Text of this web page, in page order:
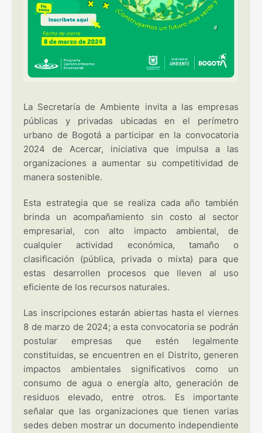
La Secretaría de Ambiente invita a las empresas
públicas y privadas ubicadas en el perímetro
urbano de Bogotá a participar en la convocatoria
2024 de Acercar, iniciativa que impulsa a las
organizaciones a aumentar su competitividad de
manera sostenible.
Esta estrategia que se realiza cada año también
brinda un acompañamiento sin costo al sector
empresarial, con alto impacto ambiental, de
cualquier actividad económica, tamaño o
clasificación (pública, privada o mixta) para que
estas desarrollen procesos que lleven al uso
eficiente de los recursos naturales.
Las inscripciones estarán abiertas hasta el viernes
8 de marzo de 2024; a esta convocatoria se podrán
postular empresas que estén legalmente
constituidas, se encuentren en el Distrito, generen
impactos ambientales significativos como un
consumo de agua o energía alto, generación de
residuos elevado, entre otros. Es importante
señalar que las organizaciones que tienen varias
sedes deben mostrar un documento independiente